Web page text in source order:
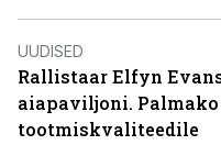
UUDISED
Rallistaar Elfyn
aiapaviljoni. Palmako
tootmiskvaliteedile